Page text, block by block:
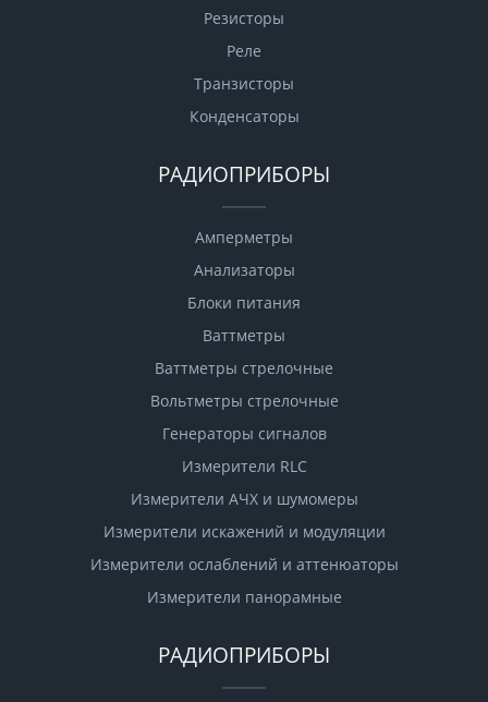
Резисторы
Реле
Транзисторы
Конденсаторы
РАДИОПРИБОРЫ
Амперметры
Анализаторы
Блоки питания
Ваттметры
Ваттметры стрелочные
Вольтметры стрелочные
Генераторы сигналов
Измерители RLC
Измерители АЧХ и шумомеры
Измерители искажений и модуляции
Измерители ослаблений и аттенюаторы
Измерители панорамные
РАДИОПРИБОРЫ